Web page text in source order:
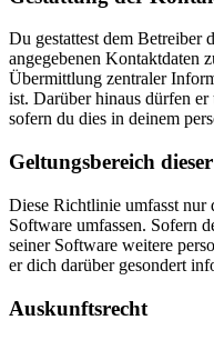
Du gestattest dem Betreiber
angegebenen Kontaktdaten
Übermittlung zentraler
ist. Darüber hinaus dürfen
sofern du dies in deinem
Geltungsbereich
Diese Richtlinie umfasst nur
Software umfassen. Sofern
seiner Software weitere
er dich darüber gesondert
Auskunftsrecht